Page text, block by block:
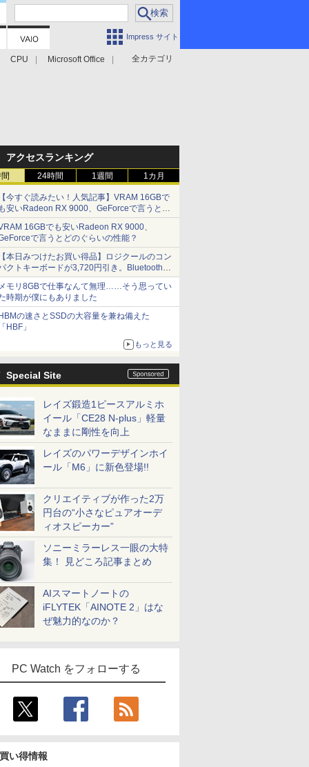
Impress サイト
全カテゴリ
CPU Microsoft Office
アクセスランキング
24時間 1週間 1カ月
今すぐ読みたい！人気記事】VRAM 16GBで
安いRadeon RX 9000、GeForceで言うとど
ぐらいの性能？ - PC Watch
16GBでも安いRadeon RX 9000、
で言うとどのぐらいの性能？
本日みつけたお買い得品】ロジクールのコン
クトキーボードが3,720円引き。Bluetoothで3
接続対応
モリ8GBで仕事なんて無理……そう思ってい
時期が僕にもありました
の速さとSSDの大容量を兼ね備えた
HBF」
もっと見る
Special Site
レイズ鍛造1ピースアルミホ
イール「CE28 N-plus」軽量
なままに剛性を向上
レイズのパワーデザインホイ
ール「M6」に新色登場!!
クリエイティブが作った2万
円台の“小さなピュアオーデ
ィオスピーカー”
ソニーミラーレス一眼の大特
集！ 見どころ記事まとめ
AIスマートノートの
iFLYTEK「AINOTE 2」はな
ぜ魅力的なのか？
PC Watch をフォローする
い得情報